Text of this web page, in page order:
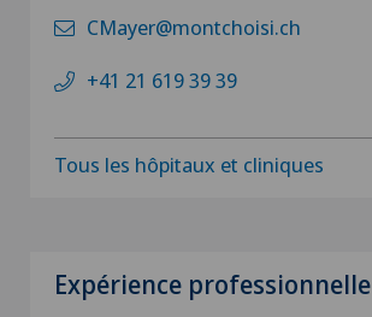
CMayer@montchoisi.ch
+41 21 619 39 39
Tous les hôpitaux et cliniques
Expérience professionnelle